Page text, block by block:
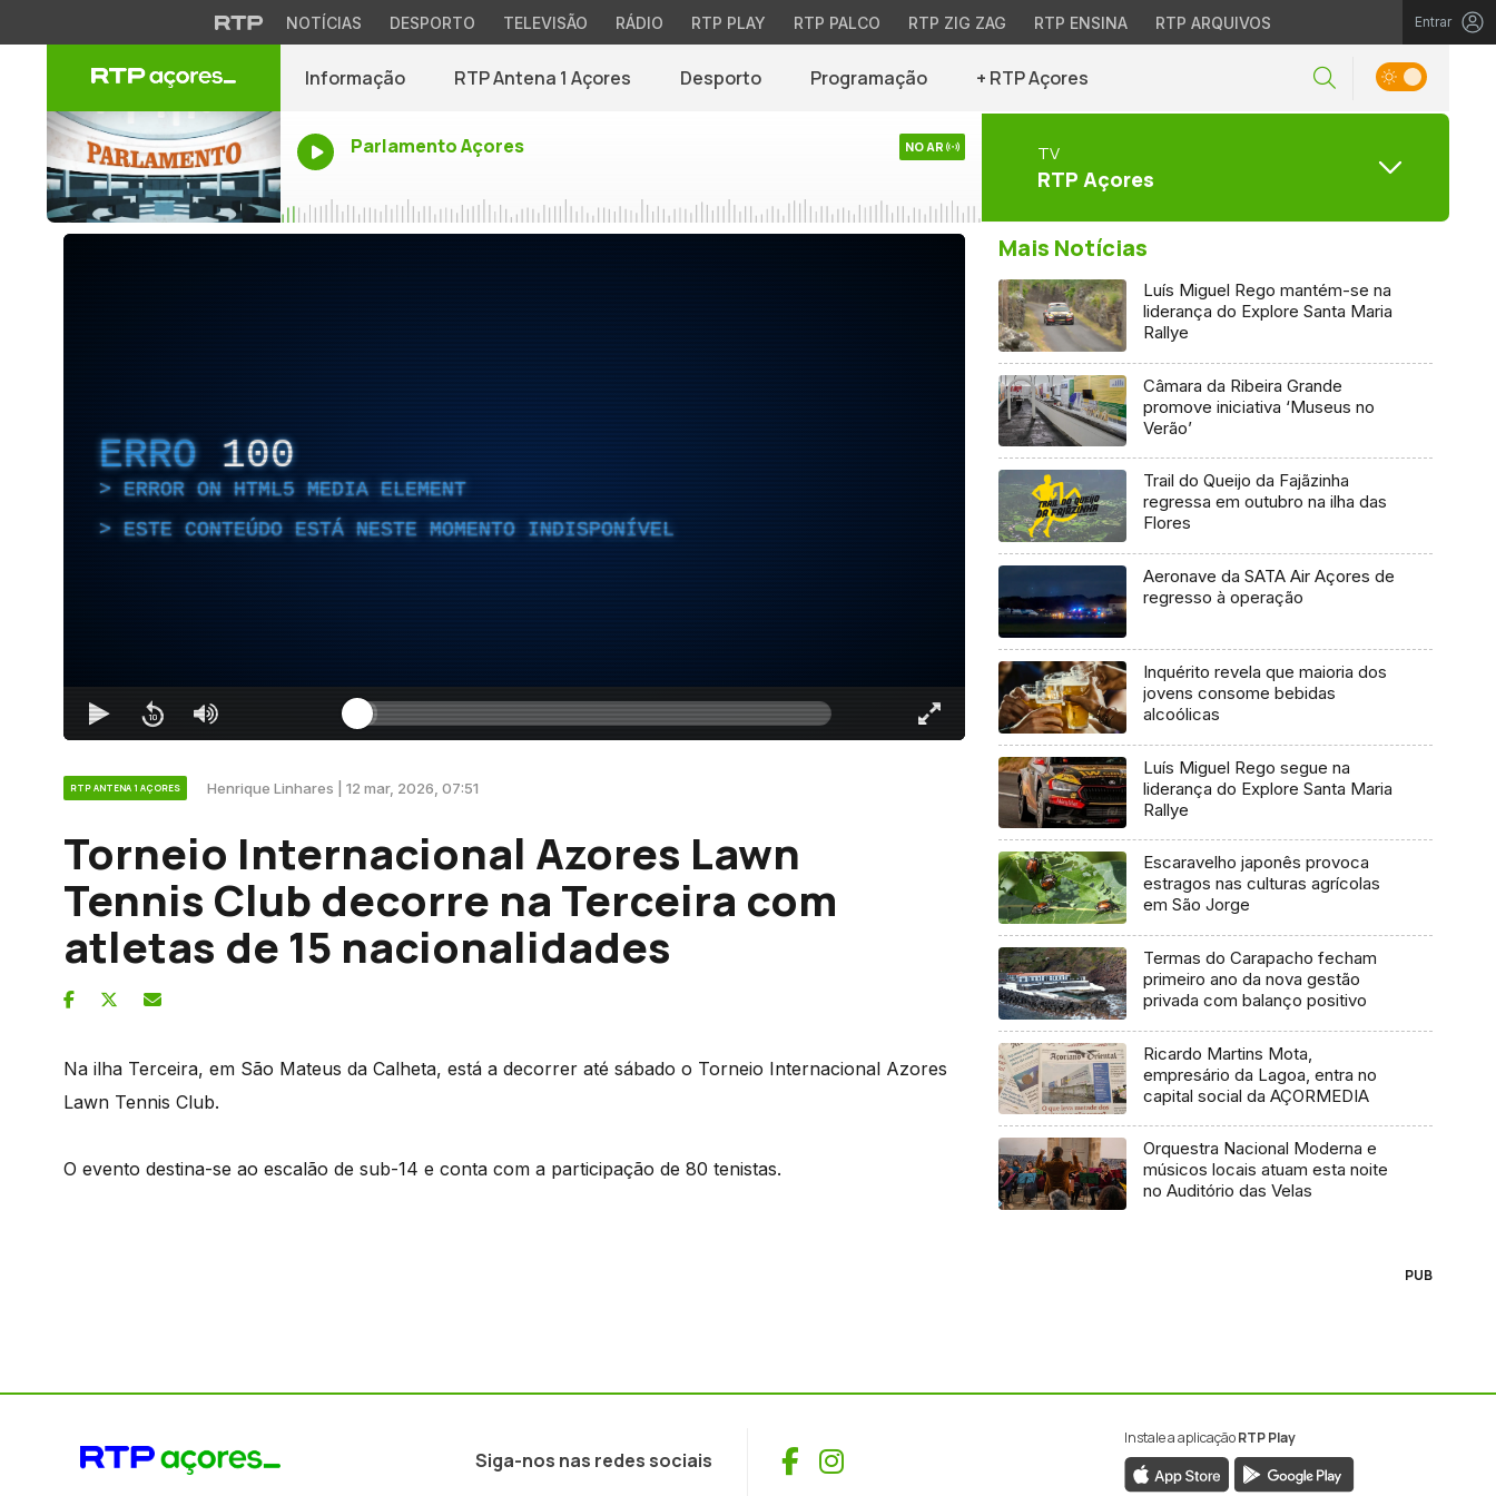
NOTÍCIAS DESPORTO TELEVISÃO RÁDIO RTP PLAY RTP PALCO RTP ZIG ZAG RTP ENSINA RTP ARQUIVOS Entrar
Informação RTP Antena 1 Açores Desporto Programação + RTP Açores
Parlamento Açores NO AR TV
RTP Açores
ERRO 100
ERROR ON HTML5 MEDIA ELEMENT
ESTE CONTEÚDO ESTÁ NESTE MOMENTO INDISPONÍVEL
RTP ANTENA 1 AÇORES Henrique Linhares | 12 mar, 2026, 07:51
Torneio Internacional Azores Lawn
Tennis Club decorre na Terceira com
atletas de 15 nacionalidades
Na ilha Terceira, em São Mateus da Calheta, está a decorrer até sábado o Torneio Internacional Azores
Lawn Tennis Club.
O evento destina-se ao escalão de sub-14 e conta com a participação de 80 tenistas.
Mais Notícias
Luís Miguel Rego mantém-se na
liderança do Explore Santa Maria
Rallye
Câmara da Ribeira Grande
promove iniciativa ‘Museus no
Verão’
Trail do Queijo da Fajãzinha
regressa em outubro na ilha das
Flores
Aeronave da SATA Air Açores de
regresso à operação
Inquérito revela que maioria dos
jovens consome bebidas
alcoólicas
Luís Miguel Rego segue na
liderança do Explore Santa Maria
Rallye
Escaravelho japonês provoca
estragos nas culturas agrícolas
em São Jorge
Termas do Carapacho fecham
primeiro ano da nova gestão
privada com balanço positivo
Ricardo Martins Mota,
empresário da Lagoa, entra no
capital social da AÇORMEDIA
Orquestra Nacional Moderna e
músicos locais atuam esta noite
no Auditório das Velas
PUB
Siga-nos nas redes sociais Facebook
Instagram
Instale a aplicaçãoRTP Play